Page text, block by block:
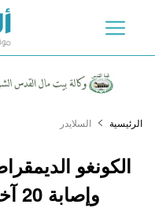
الرئيسية السلايدر
الكونغو
وإصابة 20 آخرين بجروح طفيفة